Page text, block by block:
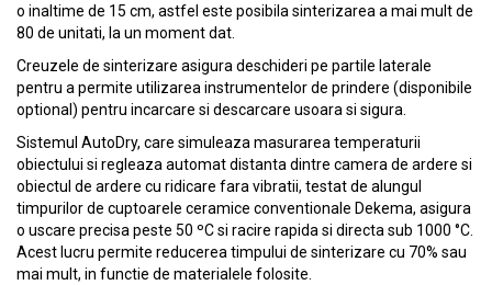
o inaltime de 15 cm, astfel este posibila sinterizarea a mai mult de
80 de unitati, la un moment dat.
Creuzele de sinterizare asigura deschideri pe partile laterale
pentru a permite utilizarea instrumentelor de prindere (disponibile
optional) pentru incarcare si descarcare usoara si sigura.
Sistemul AutoDry, care simuleaza masurarea temperaturii
obiectului si regleaza automat distanta dintre camera de ardere si
obiectul de ardere cu ridicare fara vibratii, testat de alungul
timpurilor de cuptoarele ceramice conventionale Dekema, asigura
o uscare precisa peste 50 ºC si racire rapida si directa sub 1000 °C.
Acest lucru permite reducerea timpului de sinterizare cu 70% sau
mai mult, in functie de materialele folosite.